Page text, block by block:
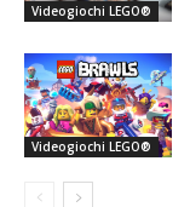
Videogiochi LEGO®
Videogiochi LEGO®